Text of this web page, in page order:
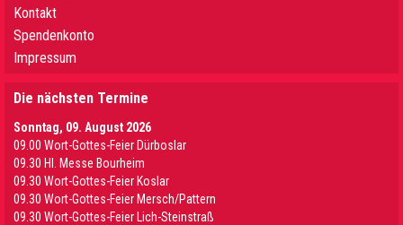
Kontakt
Spendenkonto
Impressum
Die nächsten Termine
Sonntag, 09. August 2026
09.00 Wort-Gottes-Feier Dürboslar
09.30 HI. Messe Bourheim
09.30 Wort-Gottes-Feier Koslar
09.30 Wort-Gottes-Feier Mersch/Pattern
09.30 Wort-Gottes-Feier Lich-Steinstraß